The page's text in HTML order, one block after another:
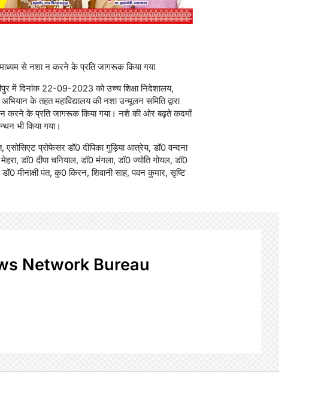
माध्यम से नशा न करने के प्रति जागरूक किया गया
में दिनांक 22-09-2023 को उच्च शिक्षा निदेशालय,
के तहत महाविद्यालय की नशा उन्मूलन समिति द्वारा
न करने के प्रति जागरूक किया गया। नशे की ओर बढ़ते कदमों
भी किया गया।
एसोसिएट प्रोफेसर डॉ0 दीपिका गुड़िया आत्रेय, डॉ0 वन्दना
डॉ0 दीपा चनियाल, डॉ0 मंगला, डॉ0 ज्योति गोयल, डॉ0
डॉ0 मीनाक्षी पंत, कु0 किरन, शिवानी साह, पवन कुमार, सृष्टि
Network Bureau